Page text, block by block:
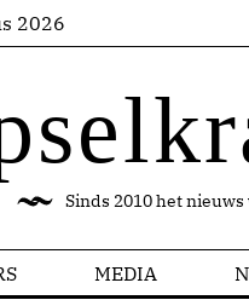
2026
Sinds 2010 het
MEDIA